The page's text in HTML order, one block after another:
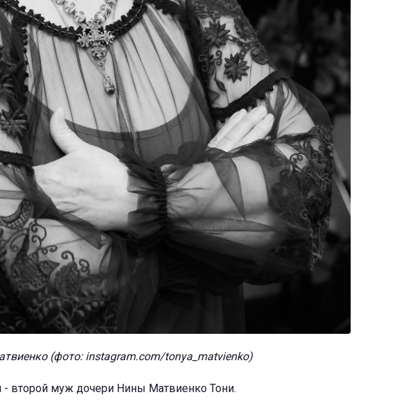
(фото: instagram.com/tonya_matvienko)
второй муж дочери Нины Матвиенко Тони.